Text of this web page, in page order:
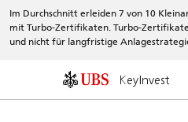
Im Durchschnitt erleiden 7 von 10
mit Turbo-Zertifikaten. Turbo-
und nicht für langfristige
KeyInvest